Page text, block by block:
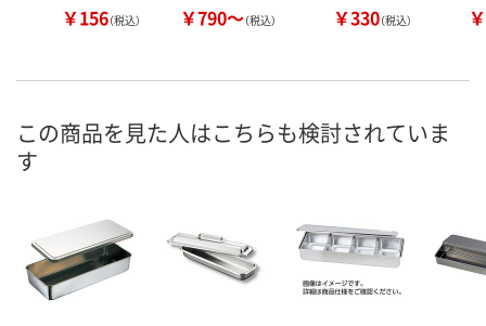
￥156（税込） ￥790～（税込） ￥330（税込）
この商品を見た人はこちらも検討されていま
す